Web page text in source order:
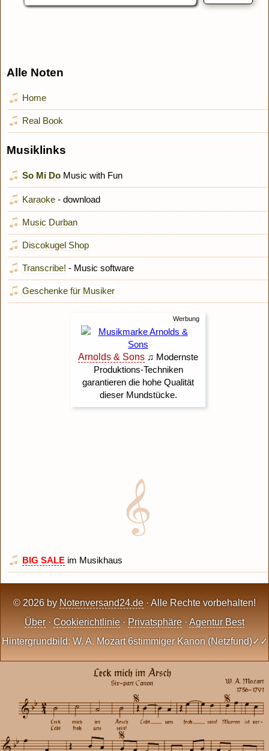
Alle Noten
Home
Real Book
Musiklinks
So Mi Do Music with Fun
Karaoke - download
Music Durban
Discokugel Shop
Transcribe! - Music software
Geschenke für Musiker
BIG SALE im Musikhaus
© 2026 by Notenversand24.de · Alle Rechte vorbehalten!
Über · Cookierichtlinie · Privatsphäre · Agentur Best
Hintergrundbild: W. A. Mozart 6stimmiger Kanon (Netzfund)✓✓